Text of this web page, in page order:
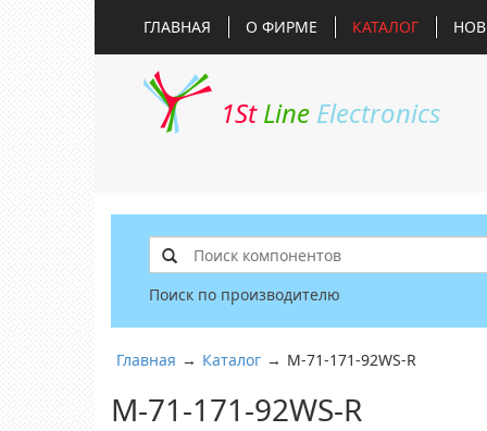
ГЛАВНАЯ О ФИРМЕ КАТАЛОГ
1St Line Electronics
Поиск по производителю
Главная → Каталог → M-71-171-92WS-R
M-71-171-92WS-R